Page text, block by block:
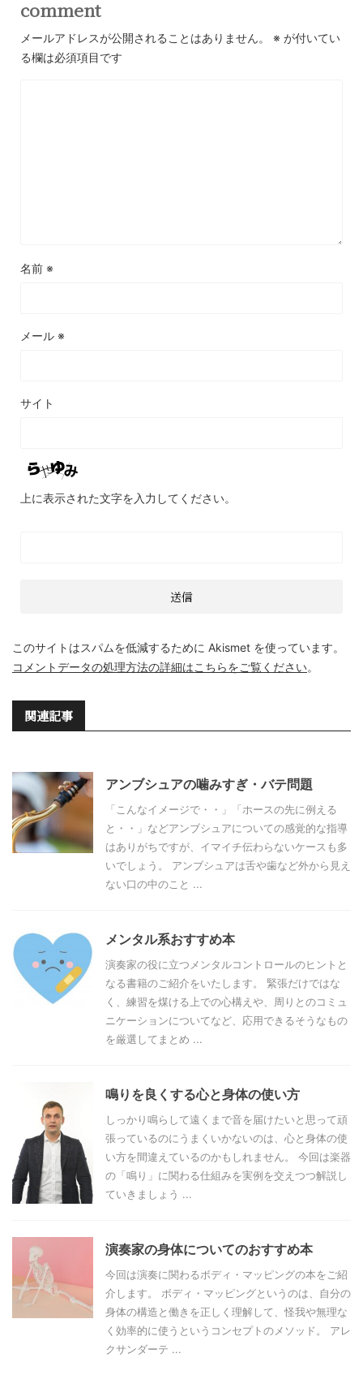
comment
メールアドレスが公開されることはありません。 ※ が付いてい
る欄は必須項目です
名前 ※
メール ※
サイト
上に表示された文字を入力してください。
このサイトはスパムを低減するために Akismet を使っています。
コメントデータの処理方法の詳細はこちらをご覧ください。
関連記事
アンブシュアの噛みすぎ・バテ問題
「こんなイメージで・・」「ホースの先に例える
と・・」などアンブシュアについての感覚的な指導
はありがちですが、イマイチ伝わらないケースも多
いでしょう。 アンブシュアは舌や歯など外から見え
ない口の中のこと ...
メンタル系おすすめ本
演奏家の役に立つメンタルコントロールのヒントと
なる書籍のご紹介をいたします。 緊張だけではな
く、練習を煤ける上での心構えや、周りとのコミュ
ニケーションについてなど、応用できるそうなもの
を厳選してまとめ ...
鳴りを良くする心と身体の使い方
しっかり鳴らして遠くまで音を届けたいと思って頑
張っているのにうまくいかないのは、心と身体の使
い方を間違えているのかもしれません。 今回は楽器
の「鳴り」に関わる仕組みを実例を交えつつ解説し
ていきましょう ...
演奏家の身体についてのおすすめ本
今回は演奏に関わるボディ・マッピングの本をご紹
介します。 ボディ・マッピングというのは、自分の
身体の構造と働きを正しく理解して、怪我や無理な
く効率的に使うというコンセプトのメソッド。 アレ
クサンダーテ ...